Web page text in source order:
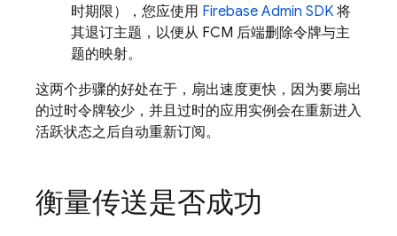
时期限），您应使用 Firebase Admin SDK 将
其退订主题，以便从 FCM 后端删除令牌与主
题的映射。
这两个步骤的好处在于，扇出速度更快，因为要扇出
的过时令牌较少，并且过时的应用实例会在重新进入
活跃状态之后自动重新订阅。
衡量传送是否成功